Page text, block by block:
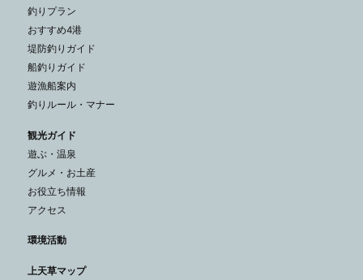
釣りプラン
おすすめ4港
堤防釣りガイド
船釣りガイド
遊漁船案内
釣りルール・マナー
観光ガイド
遊ぶ・温泉
グルメ・お土産
お役立ち情報
アクセス
環境活動
上天草マップ